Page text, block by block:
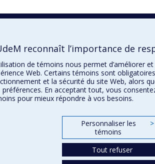
reconnaît l’importance de
de témoins nous permet d’améliorer
Web. Certains témoins sont
et la sécurité du site Web, alors
préférences. En acceptant tout, vous
pour mieux répondre à vos besoins.
Personnaliser les
témoins
>
Tout refuser